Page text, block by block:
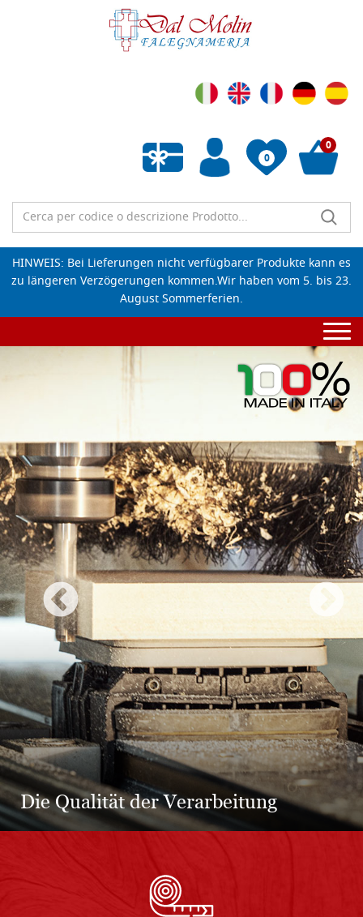
0
Wunschliste leeren
0
HINWEIS: Bei Lieferungen nicht verfügbarer Produkte kann es
zu längeren Verzögerungen kommen.Wir haben vom 5. bis 23.
August Sommerferien.
Holzauswahl